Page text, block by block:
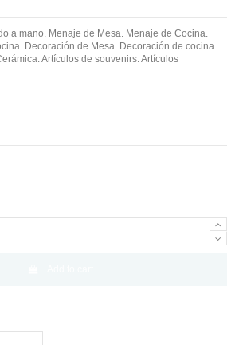
a mano. Menaje de Mesa. Menaje de Cocina.
Decoración de Mesa. Decoración de cocina.
Artículos de souvenirs. Artículos
4